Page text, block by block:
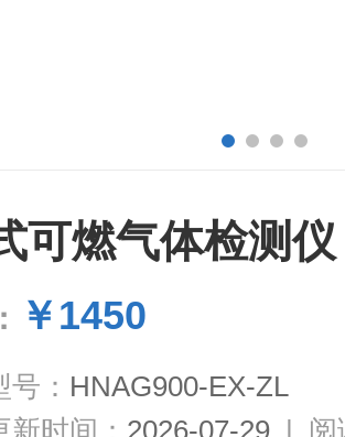
可燃气体检测仪
￥1450
号： HNAG900-EX-ZL
新时间： 2026-07-29 | 阅